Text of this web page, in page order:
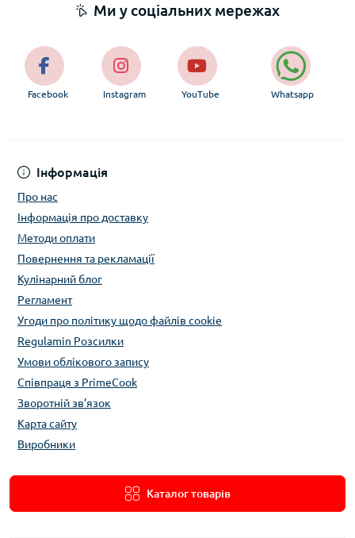
Інформація
Про нас
Інформація про доставку
Методи оплати
Повернення та рекламації
Кулінарний блог
Регламент
Угоди про політику щодо файлів cookie
Regulamin Розсилки
Умови облікового запису
Співпраця з PrimeCook
Зворотній зв’язок
Карта сайту
Виробники
Каталог товарів
Ми у соціальних мережах
Facebook Instagram YouTube Whatsapp